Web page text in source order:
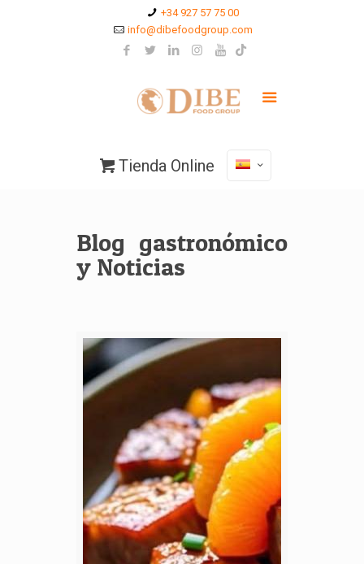
+34 927 57 75 00
info@dibefoodgroup.com
Tienda Online
Blog gastronómico
y Noticias